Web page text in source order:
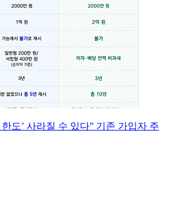
한도’ 사라질 수 있다” 기존 가입자 주